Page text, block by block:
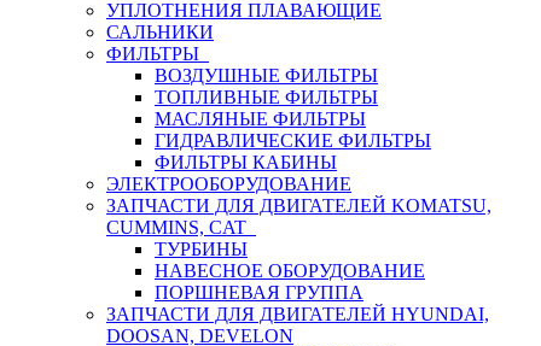
УПЛОТНЕНИЯ ПЛАВАЮЩИЕ
САЛЬНИКИ
ФИЛЬТРЫ
ВОЗДУШНЫЕ ФИЛЬТРЫ
ТОПЛИВНЫЕ ФИЛЬТРЫ
МАСЛЯНЫЕ ФИЛЬТРЫ
ГИДРАВЛИЧЕСКИЕ ФИЛЬТРЫ
ФИЛЬТРЫ КАБИНЫ
ЭЛЕКТРООБОРУДОВАНИЕ
ЗАПЧАСТИ ДЛЯ ДВИГАТЕЛЕЙ KOMATSU,
CUMMINS, CAT
ТУРБИНЫ
НАВЕСНОЕ ОБОРУДОВАНИЕ
ПОРШНЕВАЯ ГРУППА
ЗАПЧАСТИ ДЛЯ ДВИГАТЕЛЕЙ HYUNDAI,
DOOSAN, DEVELON